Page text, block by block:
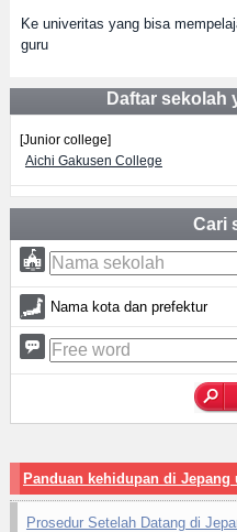
Ke univeritas yang bisa
guru
Daftar sekolah
[Junior college]
Aichi Gakusen College
Cari
Nama kota dan prefektur
Panduan kehidupan di
Prosedur Setelah Datang di